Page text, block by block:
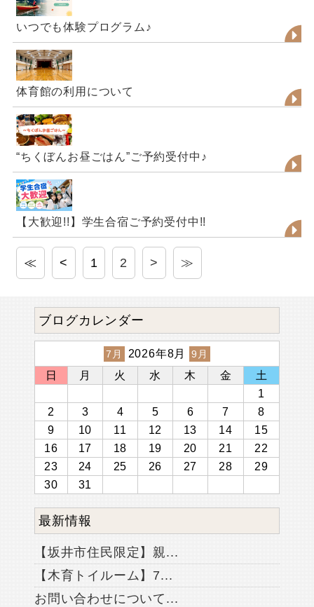
いつでも体験プログラム♪
体育館の利用について
“ちくぼんお昼ごはん”ご予約受付中♪
【大歓迎!!】学生合宿ご予約受付中!!
≪ < 1 2 > ≫
ブログカレンダー
7月 2026年8月 9月
日 月 火 水 木 金
土
1
2
3 4 5 6 7
8
9
10 11 12 13 14
15
16
17 18 19 20 21
22
23
24 25 26 27 28
29
30
31
最新情報
【坂井市住民限定】親...
【木育トイルーム】7...
お問い合わせについて...